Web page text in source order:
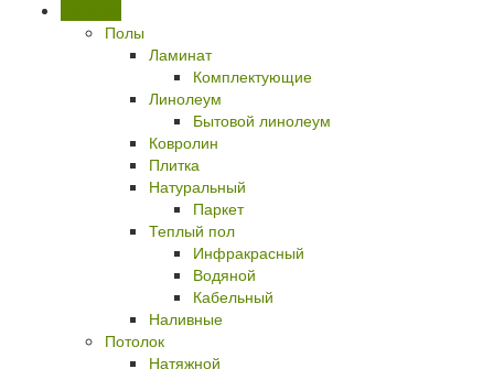
Полы
Ламинат
Комплектующие
Линолеум
Бытовой линолеум
Ковролин
Плитка
Натуральный
Паркет
Теплый пол
Инфракрасный
Водяной
Кабельный
Наливные
Потолок
Натяжной